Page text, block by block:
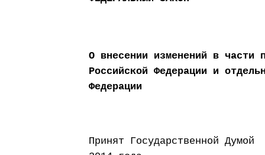
О внесении изменений в части
Российской Федерации и
Федерации
Принят